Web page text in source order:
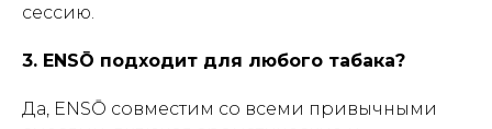
сессию.
3. ENSŌ подходит для любого табака?
Да, ENSŌ совместим со всеми привычными